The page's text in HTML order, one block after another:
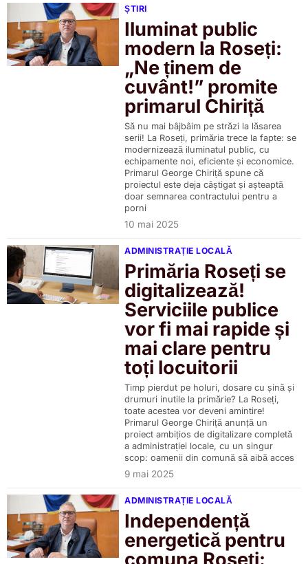
ȘTIRI
Iluminat public
modern la Roseți:
„Ne ținem de
cuvânt!” promite
primarul Chiriță
Să nu mai bâjbâim pe străzi la lăsarea
serii! La Roseți, primăria trece la fapte: se
modernizează iluminatul public, cu
echipamente noi, eficiente și economice.
Primarul George Chiriță spune că
proiectul este deja câștigat și așteaptă
doar semnarea contractului pentru a
porni
10 mai 2025
ADMINISTRAȚIE LOCALĂ
Primăria Roseți se
digitalizează!
Serviciile publice
vor fi mai rapide și
mai clare pentru
toți locuitorii
Timp pierdut pe holuri, dosare cu șină și
drumuri inutile la primărie? La Roseți,
toate acestea vor deveni amintire!
Primarul George Chiriță anunță un
proiect ambițios de digitalizare completă
a administrației locale, cu un singur
scop: oamenii din comună să aibă acces
9 mai 2025
ADMINISTRAȚIE LOCALĂ
Independență
energetică pentru